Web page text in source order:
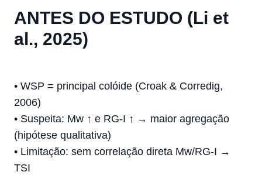
ANTES DO ESTUDO (Li et
al., 2025)
• WSP = principal colóide (Croak & Corredig,
2006)
• Suspeita: Mw ↑ e RG-I ↑ → maior agregação
(hipótese qualitativa)
• Limitação: sem correlação direta Mw/RG-I →
TSI